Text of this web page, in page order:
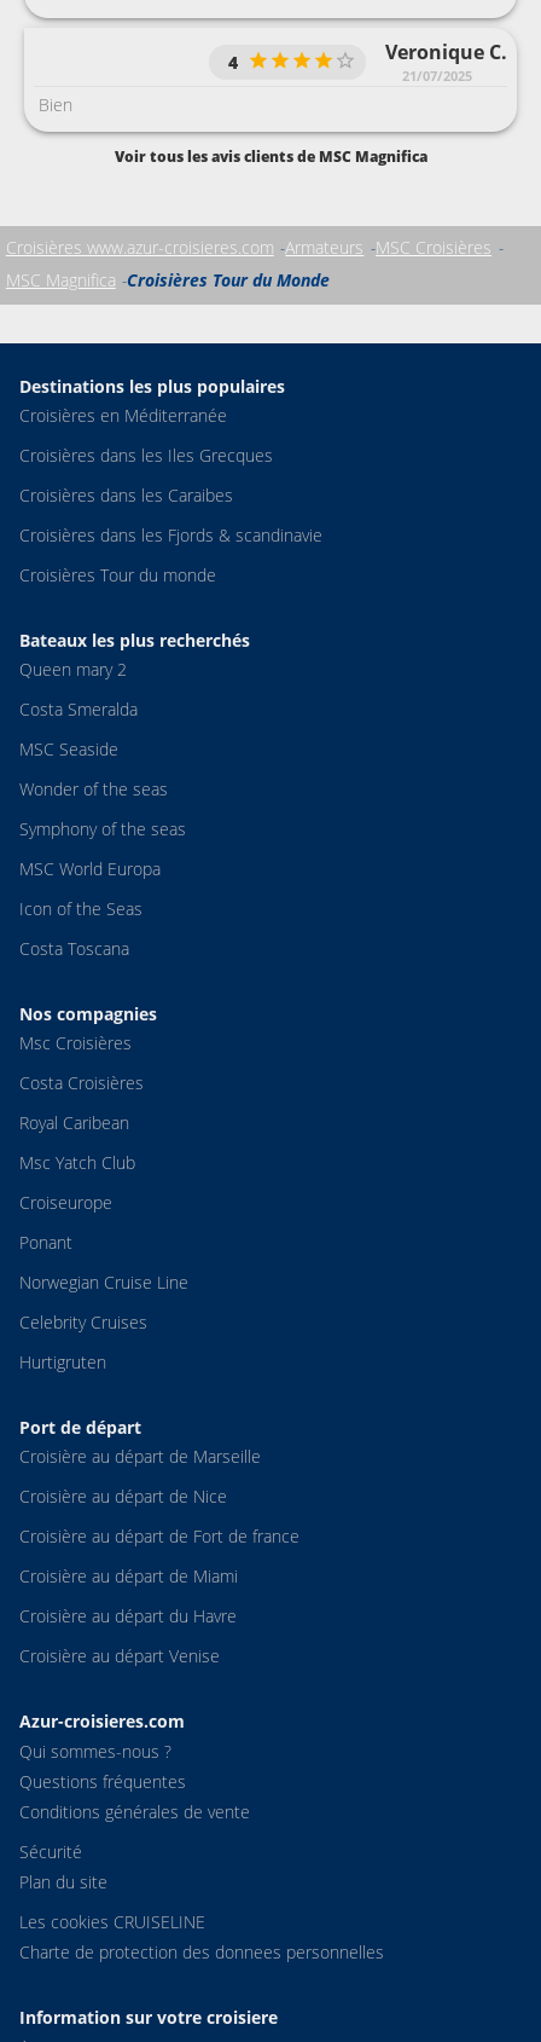
Veronique C.
21/07/2025
4
Bien
Voir tous les avis clients de MSC Magnifica
Croisières www.azur-croisieres.com Armateurs MSC Croisières
MSC Magnifica Croisières Tour du Monde
Destinations les plus populaires
Croisières en Méditerranée
Croisières dans les Iles Grecques
Croisières dans les Caraibes
Croisières dans les Fjords & scandinavie
Croisières Tour du monde
Bateaux les plus recherchés
Queen mary 2
Costa Smeralda
MSC Seaside
Wonder of the seas
Symphony of the seas
MSC World Europa
Icon of the Seas
Costa Toscana
Nos compagnies
Msc Croisières
Costa Croisières
Royal Caribean
Msc Yatch Club
Croiseurope
Ponant
Norwegian Cruise Line
Celebrity Cruises
Hurtigruten
Port de départ
Croisière au départ de Marseille
Croisière au départ de Nice
Croisière au départ de Fort de france
Croisière au départ de Miami
Croisière au départ du Havre
Croisière au départ Venise
Azur-croisieres.com
Qui sommes-nous ?
Questions fréquentes
Conditions générales de vente
Sécurité
Plan du site
Les cookies CRUISELINE
Charte de protection des donnees personnelles
Information sur votre croisiere